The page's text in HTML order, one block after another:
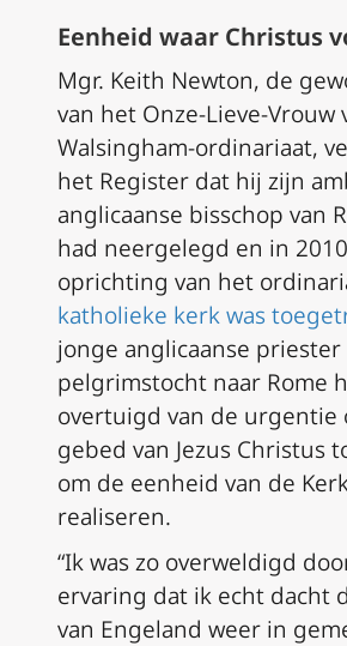
Eenheid waar Christus
Mgr. Keith Newton, de
van het Onze-Lieve-Vrouw
Walsingham-ordinariaat,
het Register dat hij zijn
anglicaanse bisschop van
had neergelegd en in
oprichting van het
katholieke kerk was
jonge anglicaanse priester
pelgrimstocht naar Rome
overtuigd van de urgentie
gebed van Jezus Christus
om de eenheid van de
realiseren.
“Ik was zo overweldigd
ervaring dat ik echt dacht
van Engeland weer in